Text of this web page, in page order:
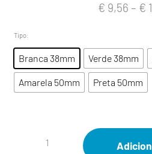
€ 9,56 – €
Tipo:
Branca 38mm Verde 38mm
Amarela 50mm Preta 50mm